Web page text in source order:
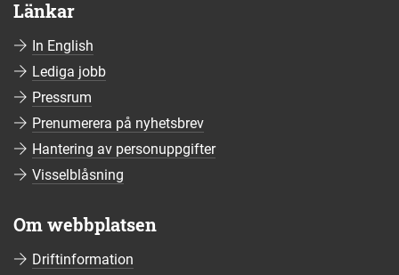
Länkar
In English
Lediga jobb
Pressrum
Prenumerera på nyhetsbrev
Hantering av personuppgifter
Visselblåsning
Om webbplatsen
Driftinformation